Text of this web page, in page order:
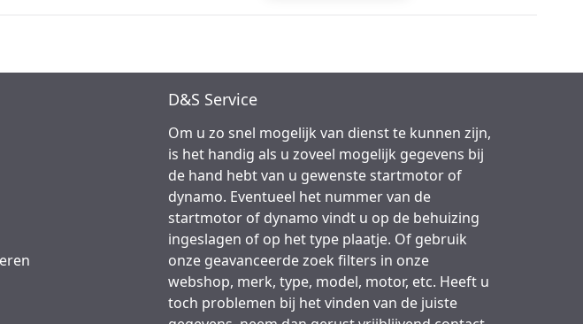
D&S Service
Om u zo snel mogelijk van dienst te kunnen zijn,
is het handig als u zoveel mogelijk gegevens bij
de hand hebt van u gewenste startmotor of
dynamo. Eventueel het nummer van de
startmotor of dynamo vindt u op de behuizing
ingeslagen of op het type plaatje. Of gebruik
onze geavanceerde zoek filters in onze
webshop, merk, type, model, motor, etc. Heeft u
toch problemen bij het vinden van de juiste